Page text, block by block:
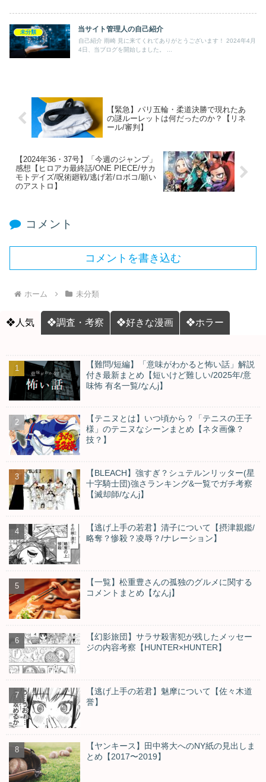
未分類 当サイト管理人の自己紹介
自己紹介 雨崎 見に来てくれてありがとうございます！ 2024年4月
4日、当ブログを開始しました。 ...
【緊急】パリ五輪・柔道決勝で現れたあ
の謎ルーレットは何だったのか？【リネ
ール/審判】
【2024年36・37号】「今週のジャンプ」
感想【ヒロアカ最終話/ONE PIECE/サカ
モトデイズ/呪術廻戦/逃げ若/ロボコ/願い
のアストロ】
コメント
コメントを書き込む
ホーム 未分類
❖人気 ❖調査・考察 ❖好きな漫画 ❖ホラー
【難問/短編】「意味がわかると怖い話」解説
付き最新まとめ【短いけど難しい/2025年/意
味怖 有名一覧/なんj】
【テニヌとは】いつ頃から？「テニスの王子
様」のテニヌなシーンまとめ【ネタ画像？
技？】
【BLEACH】強すぎ？シュテルンリッター(星
十字騎士団)強さランキング&一覧でガチ考察
【滅却師/なんj】
【逃げ上手の若君】清子について【摂津親鑑/
略奪？惨殺？凌辱？/ナレーション】
【一覧】松重豊さんの孤独のグルメに関する
コメントまとめ【なんj】
【幻影旅団】サラサ殺害犯が残したメッセー
ジの内容考察【HUNTER×HUNTER】
【逃げ上手の若君】魅摩について【佐々木道
誉】
【ヤンキース】田中将大へのNY紙の見出しま
とめ【2017〜2019】